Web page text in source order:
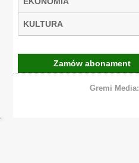
KULTURA
Zamów abonament
Gremi Media: